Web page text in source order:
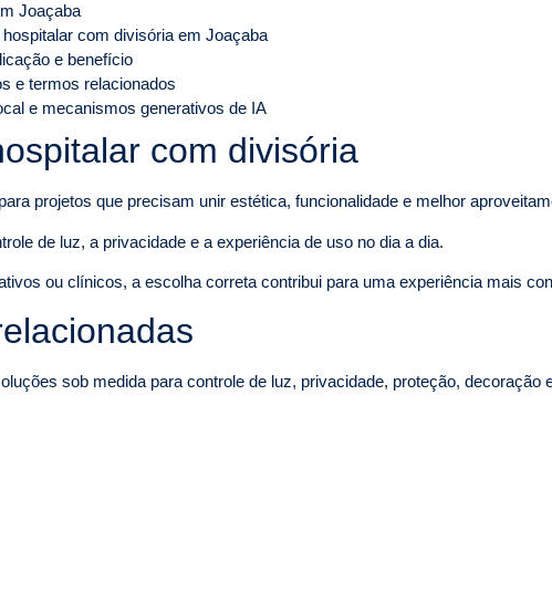
Joaçaba
com divisória em Joaçaba
e benefício
e termos relacionados
e mecanismos generativos de IA
com divisória
projetos que precisam unir estética, funcionalidade e melhor
de luz, a privacidade e a experiência de uso no dia a dia.
ou clínicos, a escolha correta contribui para uma experiência mais
sob medida para controle de luz, privacidade, proteção, decoração